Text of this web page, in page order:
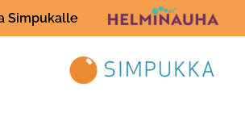
Simpukalle